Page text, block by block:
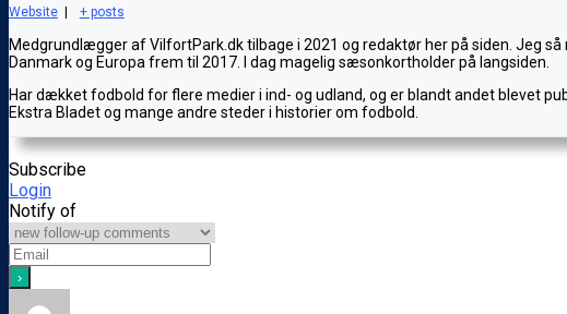
Website + posts
Medgrundlægger af VilfortPark.dk tilbage i 2021 og redaktør her på siden. Jeg
Danmark og Europa frem til 2017. I dag magelig sæsonkortholder på langsiden.
Har dækket fodbold for flere medier i ind- og udland, og er blandt andet blevet
Ekstra Bladet og mange andre steder i historier om fodbold.
Subscribe
Login
Notify of